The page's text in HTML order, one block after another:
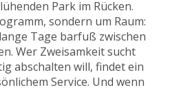
Park im Rücken.
sondern um Raum:
Tage barfuß zwischen
Wer Zweisamkeit sucht
abschalten will, findet ein
Service. Und wenn